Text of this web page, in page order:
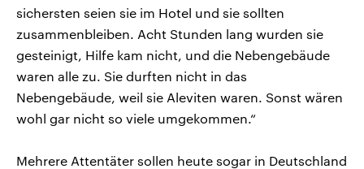
sichersten seien sie im Hotel und sie sollten
zusammenbleiben. Acht Stunden lang wurden sie
gesteinigt, Hilfe kam nicht, und die Nebengebäude
waren alle zu. Sie durften nicht in das
Nebengebäude, weil sie Aleviten waren. Sonst wären
wohl gar nicht so viele umgekommen.“
Mehrere Attentäter sollen heute sogar in Deutschland